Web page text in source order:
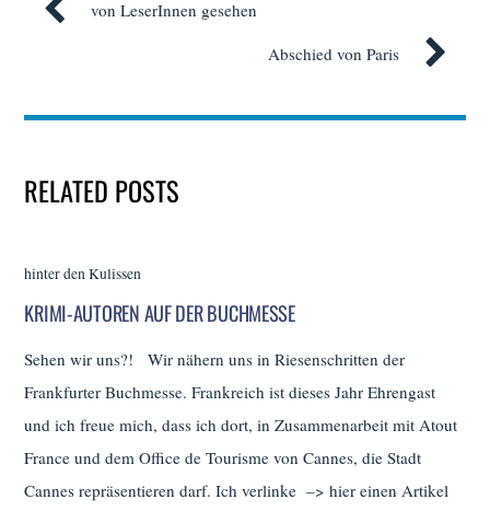
von LeserInnen gesehen
Abschied von Paris
RELATED POSTS
hinter den Kulissen
KRIMI-AUTOREN AUF DER BUCHMESSE
Sehen wir uns?! Wir nähern uns in Riesenschritten der
Frankfurter Buchmesse. Frankreich ist dieses Jahr Ehrengast
und ich freue mich, dass ich dort, in Zusammenarbeit mit Atout
France und dem Office de Tourisme von Cannes, die Stadt
Cannes repräsentieren darf. Ich verlinke –> hier einen Artikel